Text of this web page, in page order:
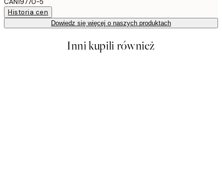
Historia cen
Dowiedz się więcej o naszych produktach
Inni kupili również